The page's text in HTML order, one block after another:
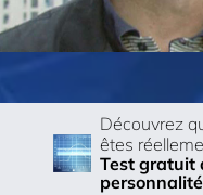
Découvrez
êtes
Test gratuit